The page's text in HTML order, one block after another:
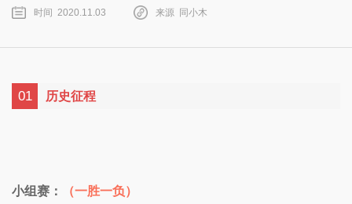
时间 2020.11.03 来源 同小木
01 历史征程
小组赛： （一胜一负）